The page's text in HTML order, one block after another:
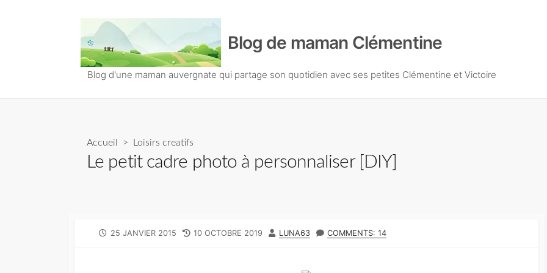
c
Blog de maman Clémentine
Blog d'une maman auvergnate qui partage son quotidien avec ses petites Clémentine et Victoire
Accueil > Loisirs creatifs
Le petit cadre photo à personnaliser [DIY]
P
25 JANVIER 2015
L
10 OCTOBRE 2019
A
LUNA63 COMMENTS: 14